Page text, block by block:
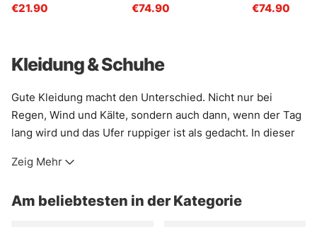
€21.90
€74.90
€74.90
Kleidung & Schuhe
Gute Kleidung macht den Unterschied. Nicht nur bei
Regen, Wind und Kälte, sondern auch dann, wenn der Tag
lang wird und das Ufer ruppiger ist als gedacht. In dieser
Leben draußen: Schichten, die trocken halten, Wärme, die
sie zu bremsen.
Zeig Mehr
Am beliebtesten in der Kategorie